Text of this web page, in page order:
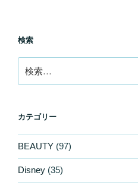
検索
索:
カテゴリー
BEAUTY (97)
Disney (35)